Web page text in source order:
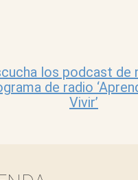
los podcast de
de radio
Vivir’